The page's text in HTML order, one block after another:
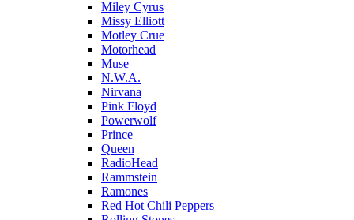
Miley Cyrus
Missy Elliott
Motley Crue
Motorhead
Muse
N.W.A.
Nirvana
Pink Floyd
Powerwolf
Prince
Queen
RadioHead
Rammstein
Ramones
Red Hot Chili Peppers